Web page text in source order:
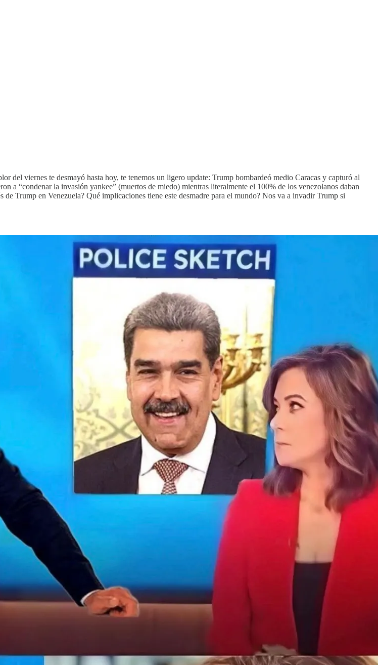
del viernes te desmayó hasta hoy, te tenemos un ligero update: Trump bombardeó medio Caracas y capturó al
“condenar la invasión yankee” (muertos de miedo) mientras literalmente el 100% de los venezolanos daban
Trump en Venezuela? Qué implicaciones tiene este desmadre para el mundo? Nos va a invadir Trump si